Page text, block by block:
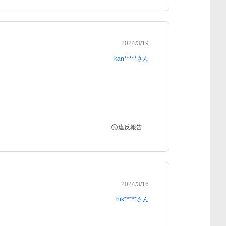
2024/3/19
kan*****さん
違反報告
2024/3/16
hik*****さん